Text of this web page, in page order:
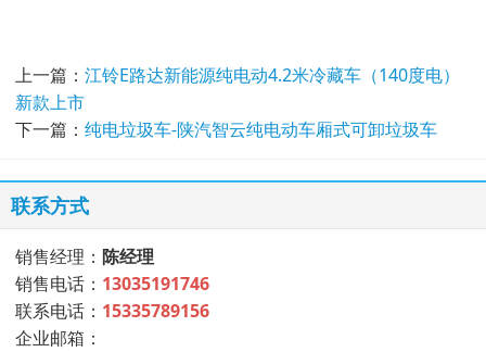
上一篇： 江铃E路达新能源纯电动4.2米冷藏车（140度电）
新款上市
下一篇： 纯电垃圾车-陕汽智云纯电动车厢式可卸垃圾车
联系方式
销售经理： 陈经理
销售电话： 13035191746
联系电话： 15335789156
企业邮箱：